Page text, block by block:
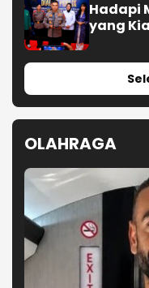
Hadapi
yang
OLAHRAGA